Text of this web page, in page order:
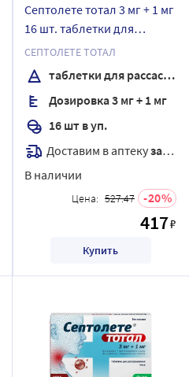
Септолете тотал 3 мг + 1 мг
16 шт. таблетки для
рассасывания вкус лимон и
бузина
СЕПТОЛЕТЕ ТОТАЛ
таблетки для рассасывания
Дозировка 3 мг + 1 мг
16 шт в уп.
Доставим в аптекузавтра
В наличии
Цена: 527.47 20
417₽
Купить